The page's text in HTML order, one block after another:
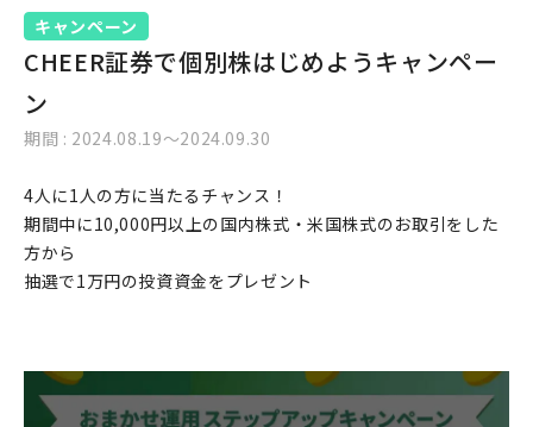
キャンペーン
CHEER証券で個別株はじめようキャンペー
ン
期間 : 2024.08.19〜2024.09.30
4人に1人の方に当たるチャンス！
期間中に10,000円以上の国内株式・米国株式のお取引をした
方から
抽選で1万円の投資資金をプレゼント